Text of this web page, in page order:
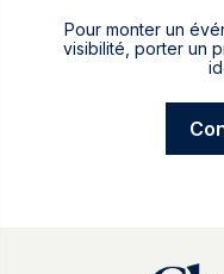
Pour monter un
visibilité, porter un